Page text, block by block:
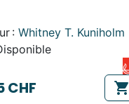
: Whitney T. Kuniholm
CHF shopping_cart